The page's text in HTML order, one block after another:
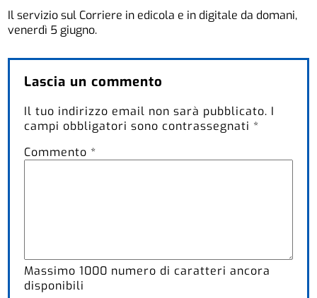
Il servizio sul Corriere in edicola e in digitale da domani,
venerdì 5 giugno.
Lascia un commento
Il tuo indirizzo email non sarà pubblicato. I
campi obbligatori sono contrassegnati *
Commento *
Massimo1000 numero di caratteri ancora
disponibili